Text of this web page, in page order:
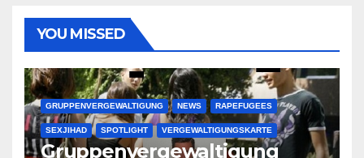
YOU MISSED
GRUPPENVERGEWALTIGUNG NEWS RAPEFUGEES
SEXJIHAD SPOTLIGHT VERGEWALTIGUNGSKARTE
Gruppenvergewaltigung